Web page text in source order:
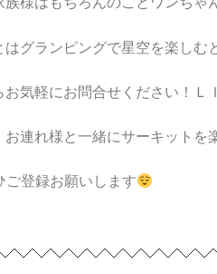
グランピングで星空を楽しむ
気軽にお問合せください！Ｌ
連れ様と一緒にサーキット
登録お願いします